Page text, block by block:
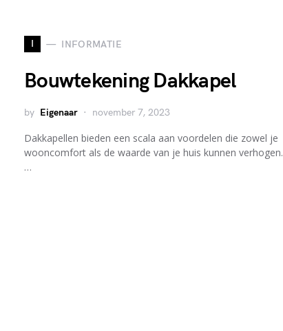
I INFORMATIE
Bouwtekening Dakkapel
by Eigenaar november 7, 2023
Dakkapellen bieden een scala aan voordelen die zowel je
wooncomfort als de waarde van je huis kunnen verhogen.
…